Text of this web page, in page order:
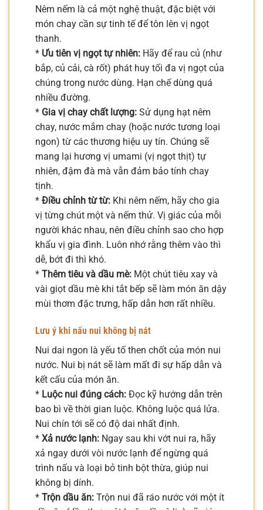
Nêm nếm là cả một nghệ thuật, đặc biệt với
món chay cần sự tinh tế để tôn lên vị ngọt
thanh.
* Ưu tiên vị ngọt tự nhiên: Hãy để rau củ (như
bắp, củ cải, cà rốt) phát huy tối đa vị ngọt của
chúng trong nước dùng. Hạn chế dùng quá
nhiều đường.
* Gia vị chay chất lượng: Sử dụng hạt nêm
chay, nước mắm chay (hoặc nước tương loại
ngon) từ các thương hiệu uy tín. Chúng sẽ
mang lại hương vị umami (vị ngọt thịt) tự
nhiên, đậm đà mà vẫn đảm bảo tính chay
tịnh.
* Điều chỉnh từ từ: Khi nêm nếm, hãy cho gia
vị từng chút một và nếm thử. Vị giác của mỗi
người khác nhau, nên điều chỉnh sao cho hợp
khẩu vị gia đình. Luôn nhớ rằng thêm vào thì
dễ, bớt đi thì khó.
* Thêm tiêu và dầu mè: Một chút tiêu xay và
vài giọt dầu mè khi tắt bếp sẽ làm món ăn dậy
mùi thơm đặc trưng, hấp dẫn hơn rất nhiều.
Lưu ý khi nấu nui không bị nát
Nui dai ngon là yếu tố then chốt của món nui
nước. Nui bị nát sẽ làm mất đi sự hấp dẫn và
kết cấu của món ăn.
* Luộc nui đúng cách: Đọc kỹ hướng dẫn trên
bao bì về thời gian luộc. Không luộc quá lửa.
Nui chín tới sẽ có độ dai nhất định.
* Xả nước lạnh: Ngay sau khi vớt nui ra, hãy
xả ngay dưới vòi nước lạnh để ngừng quá
trình nấu và loại bỏ tinh bột thừa, giúp nui
không bị dính.
* Trộn dầu ăn: Trộn nui đã ráo nước với một ít